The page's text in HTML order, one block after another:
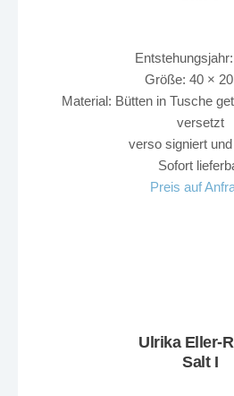
Größe: 40 ×
Material: Bütten in Tusche
versetzt
verso signiert
Sofort
Preis auf
Ulrika Eller-
Salt I